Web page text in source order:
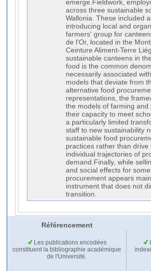
emerge.Fieldwork,
across three sustainable
Wallonia. These included
introducing local and
farmers' group for
de l'Or, located in the
Ceinture Aliment-Terre
sustainable canteens in
food is the common
necessarily associated
models that deviate from
alternative food
representations, the
the models of farming
their capacity to meet
a particularly limited
staff to new sustainability
sustainable food
practices rather than
individual trajectories of
demand.Finally, while
and social effects for
procurement appears
instrument that does not
transition.
Référencement
Les publications encodées
constituent la bibliographie académique
de l'Université.